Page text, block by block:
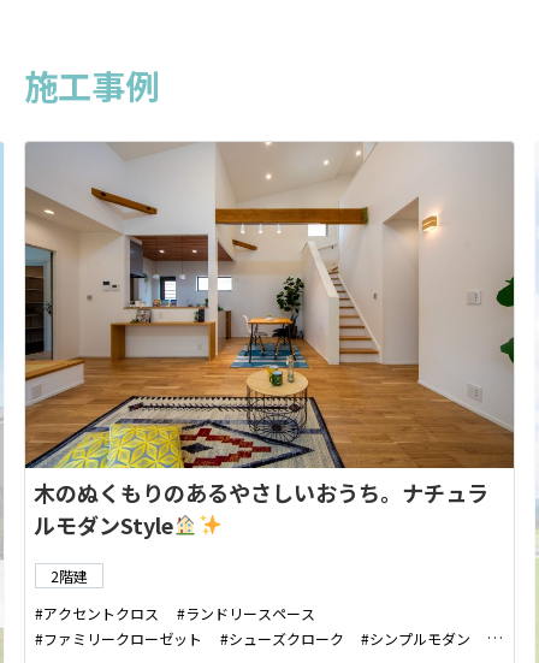
きな吹き抜け空間でおしゃれカフェのよう
な雰囲気。とても居心地の良 […]
施工事例
木のぬくもりのあるやさしいおうち。ナチュラ
ルモダンStyle
2階建
アクセントクロス
ランドリースペース
ファミリークローゼット
シューズクローク
シンプルモダン